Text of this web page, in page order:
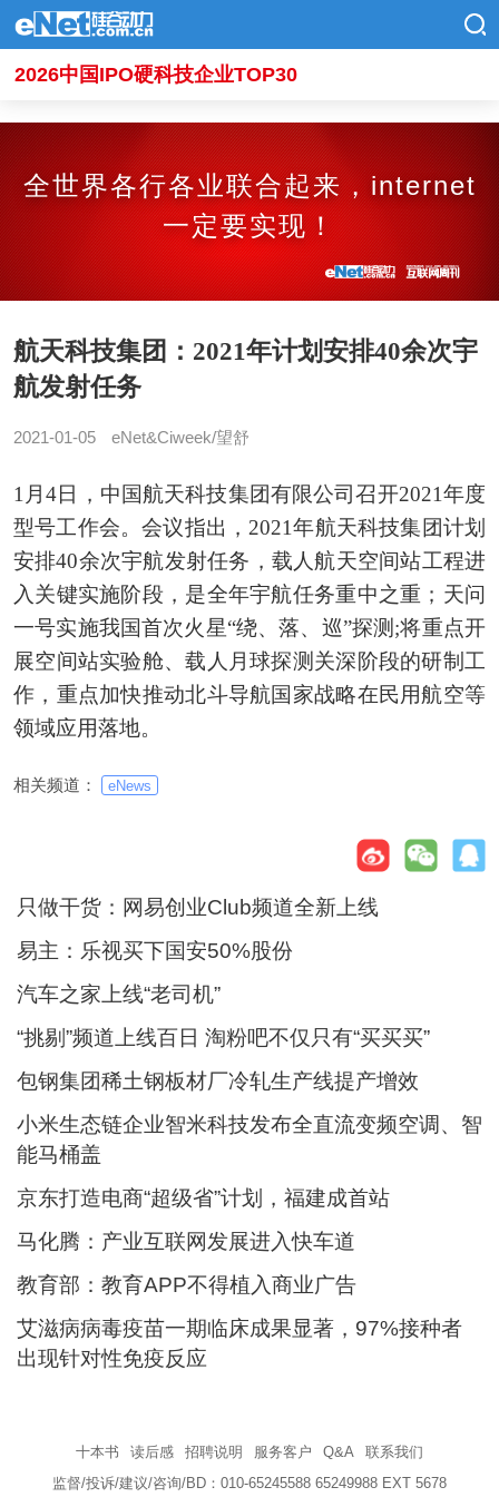
2026中国IPO硬科技企业TOP30
全世界各行各业联合起来，internet
一定要实现！
航天科技集团：2021年计划安排40余次宇
航发射任务
2021-01-05 eNet&Ciweek/望舒
1月4日，中国航天科技集团有限公司召开2021年度
型号工作会。会议指出，2021年航天科技集团计划
安排40余次宇航发射任务，载人航天空间站工程进
入关键实施阶段，是全年宇航任务重中之重；天问
一号实施我国首次火星“绕、落、巡”探测;将重点开
展空间站实验舱、载人月球探测关深阶段的研制工
作，重点加快推动北斗导航国家战略在民用航空等
领域应用落地。
相关频道： eNews
只做干货：网易创业Club频道全新上线
易主：乐视买下国安50%股份
汽车之家上线“老司机”
“挑剔”频道上线百日 淘粉吧不仅只有“买买买”
包钢集团稀土钢板材厂冷轧生产线提产增效
小米生态链企业智米科技发布全直流变频空调、智
能马桶盖
京东打造电商“超级省”计划，福建成首站
马化腾：产业互联网发展进入快车道
教育部：教育APP不得植入商业广告
艾滋病病毒疫苗一期临床成果显著，97%接种者
出现针对性免疫反应
十本书 读后感 招聘说明 服务客户 Q&A
联系我们
监督/投诉/建议/咨询/BD：010-65245588 65249988 EXT 5678